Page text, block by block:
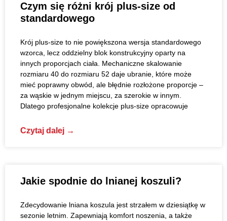
Czym się różni krój plus-size od
standardowego
Krój plus-size to nie powiększona wersja standardowego
wzorca, lecz oddzielny blok konstrukcyjny oparty na
innych proporcjach ciała. Mechaniczne skalowanie
rozmiaru 40 do rozmiaru 52 daje ubranie, które może
mieć poprawny obwód, ale błędnie rozłożone proporcje –
za wąskie w jednym miejscu, za szerokie w innym.
Dlatego profesjonalne kolekcje plus-size opracowuje
Czytaj dalej →
Jakie spodnie do lnianej koszuli?
Zdecydowanie lniana koszula jest strzałem w dziesiątkę w
sezonie letnim. Zapewniają komfort noszenia, a także